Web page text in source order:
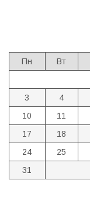
Пн Вт
3
4
10
11
17
18
24
25
31